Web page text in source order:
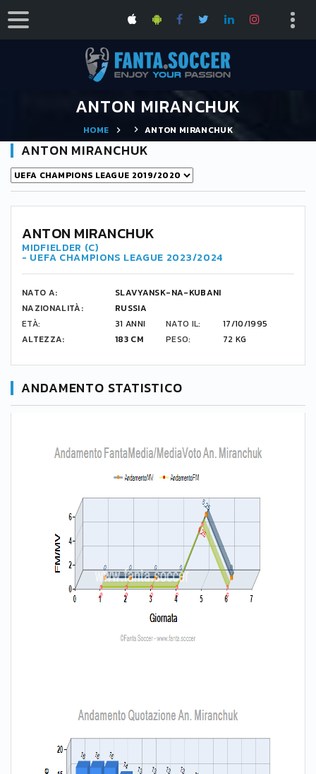
ANTON MIRANCHUK
HOME ANTON MIRANCHUK
ANTON MIRANCHUK
ANTON MIRANCHUK
MIDFIELDER (C)
- UEFA CHAMPIONS LEAGUE 2023/2024
NATO A:
SLAVYANSK-NA-KUBANI
NAZIONALITÀ:
RUSSIA
ETÀ:
31 ANNI NATO IL:
17/10/1995
ALTEZZA:
183 CM PESO: 72 KG
ANDAMENTO STATISTICO